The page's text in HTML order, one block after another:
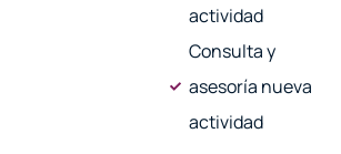
actividad
Consulta y
asesoría nueva
actividad